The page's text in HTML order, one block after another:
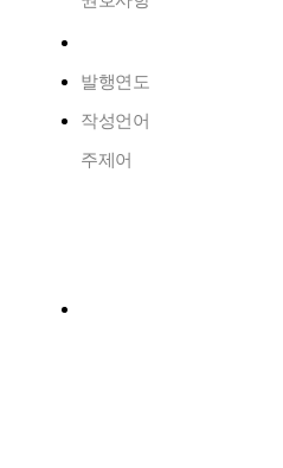
발행연도
작성언어
주제어